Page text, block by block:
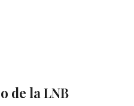
de la LNB